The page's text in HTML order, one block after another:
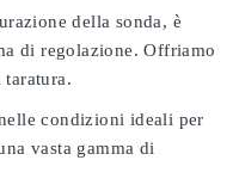
della sonda, è
di regolazione. Offriamo
condizioni ideali per
vasta gamma di